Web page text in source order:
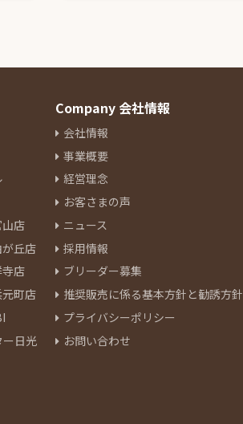
店
丘店
店
町店
日光
Company 会社情報
会社情報
事業概要
経営理念
お客さまの声
ニュース
採用情報
ブリーダー募集
推奨販売に係る基本方針と勧誘方針
プライバシーポリシー
お問い合わせ